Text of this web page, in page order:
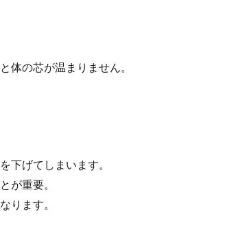
体の芯が温まりません。
下げてしまいます。
が重要。
ります。